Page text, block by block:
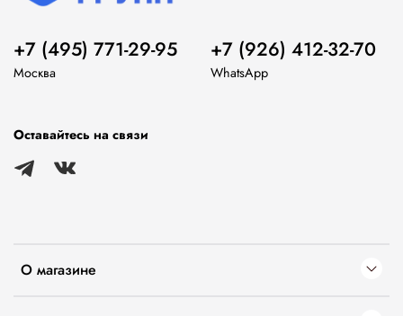
О магазине
+7 (495) 771-29-95
Москва
+7 (926) 412-32-70
WhatsApp
Оставайтесь на связи